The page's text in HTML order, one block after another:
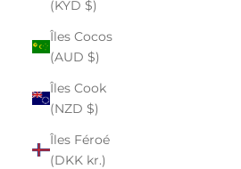
(KYD $)
Îles Cocos
(AUD $)
Îles Cook
(NZD $)
Îles Féroé
(DKK kr.)